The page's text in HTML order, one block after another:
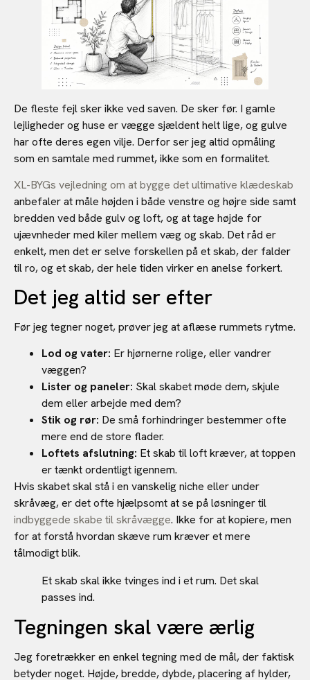
De fleste fejl sker ikke ved saven. De sker før. I gamle
lejligheder og huse er vægge sjældent helt lige, og gulve
har ofte deres egen vilje. Derfor ser jeg altid opmåling
som en samtale med rummet, ikke som en formalitet.
XL-BYGs vejledning om at bygge det ultimative klædeskab
anbefaler at måle højden i både venstre og højre side samt
bredden ved både gulv og loft, og at tage højde for
ujævnheder med kiler mellem væg og skab. Det råd er
enkelt, men det er selve forskellen på et skab, der falder
til ro, og et skab, der hele tiden virker en anelse forkert.
Det jeg altid ser efter
Før jeg tegner noget, prøver jeg at aflæse rummets rytme.
Lod og vater: Er hjørnerne rolige, eller vandrer
væggen?
Lister og paneler: Skal skabet møde dem, skjule
dem eller arbejde med dem?
Stik og rør: De små forhindringer bestemmer ofte
mere end de store flader.
Loftets afslutning: Et skab til loft kræver, at toppen
er tænkt ordentligt igennem.
Hvis skabet skal stå i en vanskelig niche eller under
skråvæg, er det ofte hjælpsomt at se på løsninger til
indbyggede skabe til skråvægge. Ikke for at kopiere, men
for at forstå hvordan skæve rum kræver et mere
tålmodigt blik.
Et skab skal ikke tvinges ind i et rum. Det skal
passes ind.
Tegningen skal være ærlig
Jeg foretrækker en enkel tegning med de mål, der faktisk
betyder noget. Højde, bredde, dybde, placering af hylder,